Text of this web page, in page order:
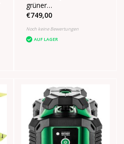
grüner
Rotationsbaulaser
€749,00
Noch keine Bewertungen
AUF LAGER